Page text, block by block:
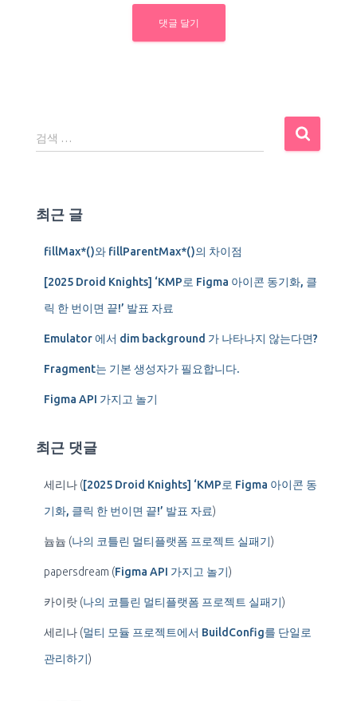
검
색
검색 …
최근 글
fillMax*()와 fillParentMax*()의 차이점
[2025 Droid Knights] ‘KMP로 Figma 아이콘 동기화, 클
릭 한 번이면 끝!’ 발표 자료
Emulator 에서 dim background 가 나타나지 않는다면?
Fragment는 기본 생성자가 필요합니다.
Figma API 가지고 놀기
최근 댓글
세리나 ([2025 Droid Knights] ‘KMP로 Figma 아이콘 동
기화, 클릭 한 번이면 끝!’ 발표 자료)
늅늅 (나의 코틀린 멀티플랫폼 프로젝트 실패기)
papersdream (Figma API 가지고 놀기)
카이랏 (나의 코틀린 멀티플랫폼 프로젝트 실패기)
세리나 (멀티 모듈 프로젝트에서 BuildConfig를 단일로
관리하기)